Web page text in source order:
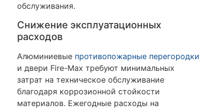
обслуживания.
Снижение эксплуатационных
расходов
Алюминиевые противопожарные перегородки
и двери Fire-Max требуют минимальных
затрат на техническое обслуживание
благодаря коррозионной стойкости
материалов. Ежегодные расходы на